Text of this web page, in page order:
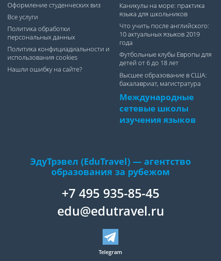
Оформление студенческих виз
Все услуги
Политика обработки
персональных данных
Политика конфициадиальности и
использования cookies
Нашли ошибку на сайте?
Каникулы на море: практика
языка для школьников
Что учить после английского:
10 актуальных языков 2019
года
Футбольные клубы Европы для
детей от 6 до 18 лет
Высшее образование в США:
бакалавриат, магистратура
Международные
сетевые школы
изучения языков
ЭдуТрэвел (EduTravel) — агентство
образования за рубежом
+7 495 935-85-45
edu@edutravel.ru
Telegram